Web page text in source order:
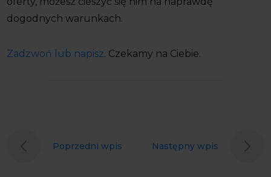
dogodnych warunkach.
Zadzwoń lub napisz. Czekamy na Ciebie.
Poprzedni wpis Następny wpis